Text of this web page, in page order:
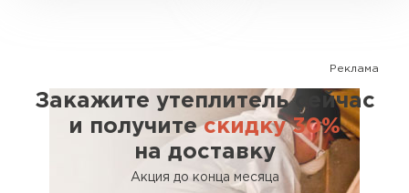
Реклама
Закажите утеплитель сейчас
и получитескидку 30%
на доставку
Акция до конца месяца
ПЕРЕЙТИ